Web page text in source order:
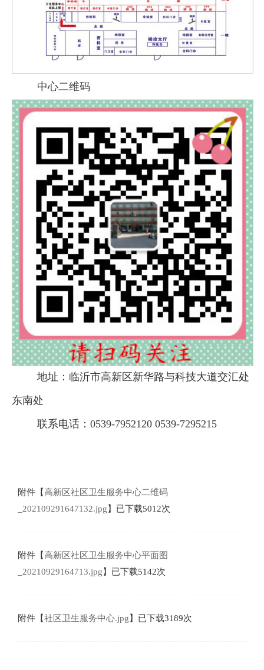
中心二维码
地址：临沂市高新区新华路与科技大道交汇处
东南处
联系电话：0539-7952120 0539-7295215
附件【高新区社区卫生服务中心二维码
_202109291647132.jpg 】已下载5012次
附件【高新区社区卫生服务中心平面图
_20210929164713.jpg 】已下载5142次
附件【社区卫生服务中心.jpg 】已下载3189次